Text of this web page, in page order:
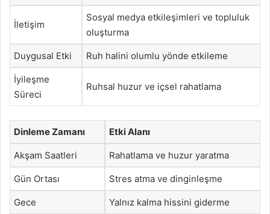
İletişim
Sosyal medya etkileşimleri ve topluluk
oluşturma
Duygusal Etki Ruh halini olumlu yönde etkileme
İyileşme
Süreci
Ruhsal huzur ve içsel rahatlama
Dinleme Zamanı Etki Alanı
Akşam Saatleri Rahatlama ve huzur yaratma
Gün Ortası Stres atma ve dinginleşme
Gece Yalnız kalma hissini giderme